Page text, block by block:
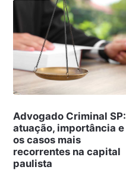
Advogado Criminal SP:
atuação, importância e
os casos mais
recorrentes na capital
paulista